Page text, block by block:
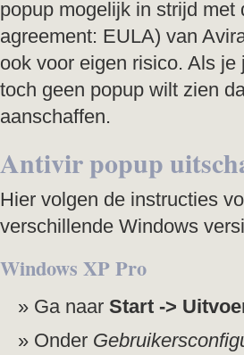
popup mogelijk in strijd
agreement: EULA) van
ook voor eigen risico. Als
toch geen popup wilt zien
aanschaffen.
Antivir popup
Hier volgen de instructies
verschillende Windows
Windows XP Pro
Ga naar Start ->
Onder